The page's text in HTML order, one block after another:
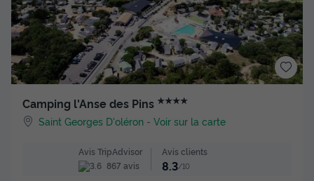
Camping l'Anse des Pins ★★★★
Saint Georges D'oléron -Voir sur la carte
Avis TripAdvisor
867 avis
Avis clients
8.3/10